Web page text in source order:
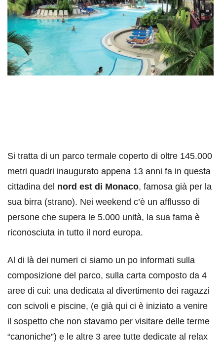
Si tratta di un parco termale coperto di oltre 145.000
metri quadri inaugurato appena 13 anni fa in questa
cittadina del nord est di Monaco, famosa già per la
sua birra (strano). Nei weekend c’è un afflusso di
persone che supera le 5.000 unità, la sua fama è
riconosciuta in tutto il nord europa.
Al di là dei numeri ci siamo un po informati sulla
composizione del parco, sulla carta composto da 4
aree di cui: una dedicata al divertimento dei ragazzi
con scivoli e piscine, (e già qui ci è iniziato a venire
il sospetto che non stavamo per visitare delle terme
“canoniche”) e le altre 3 aree tutte dedicate al relax